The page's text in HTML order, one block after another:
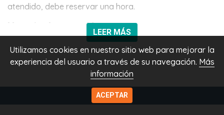
atendido, debe reservar una hora.
Horario de atención:
Lunes y martes de 9:00 a 17:00 horas.
Miércoles a viernes de 09:00 a 16:00 horas.
(56) 63 224 6183-(56) 63 224 6100
LEER MÁS
Utilizamos cookies en nuestro sitio web para mejorar la
experiencia del usuario a través de su navegación. Más
información
ACEPTAR